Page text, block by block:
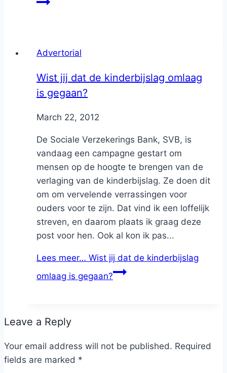
Advertorial
Wist jij dat de kinderbijslag omlaag
is gegaan?
ByNicole
March 22, 2012
De Sociale Verzekerings Bank, SVB, is
vandaag een campagne gestart om
mensen op de hoogte te brengen van de
verlaging van de kinderbijslag. Ze doen dit
om om vervelende verrassingen voor
ouders voor te zijn. Dat vind ik een loffelijk
streven, en daarom plaats ik graag deze
post voor hen. Ook al kon ik pas...
Lees meer… Wist jij dat de kinderbijslag
omlaag is gegaan?
Leave a Reply
Your email address will not be published. Required
fields are marked *